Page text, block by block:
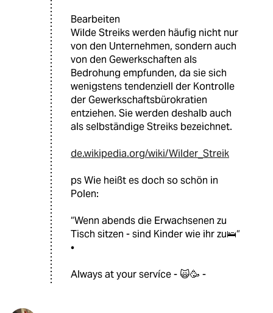
Bearbeiten
Wilde Streiks werden häufig nicht nur
von den Unternehmen, sondern auch
von den Gewerkschaften als
Bedrohung empfunden, da sie sich
wenigstens tendenziell der Kontrolle
der Gewerkschaftsbürokratien
entziehen. Sie werden deshalb auch
als selbständige Streiks bezeichnet.
de.wikipedia.org/wiki/Wilder_Streik
ps Wie heißt es doch so schön in
Polen:
“Wenn abends die Erwachsenen zu
Tisch sitzen - sind Kinder wie ihr zu🛌“
•
Always at your servíce - 🙀🥳 -